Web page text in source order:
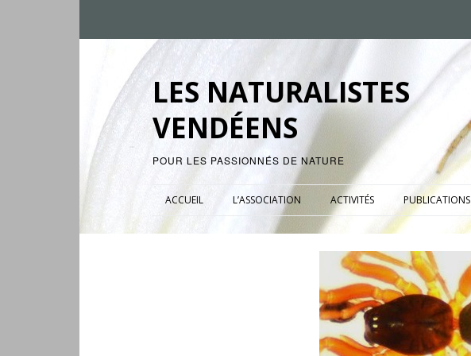
LES NATURALISTES
VENDÉENS
POUR LES PASSIONNÉS DE NATURE
ACCUEIL L’ASSOCIATION ACTIVITÉS PUBLICATIONS